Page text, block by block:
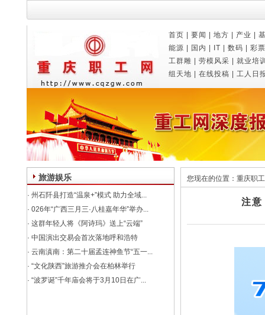
首页 要闻 地方 产业
能源
国内 IT 数码
彩票
工群雕
劳模风采
就业培
组天地
在线投稿 工人日
旅游娱乐
· 州石阡县打造“温泉+”模式 助力全域...
· 026年“广西三月三·八桂嘉年华”举办...
· 这群年轻人将《阿诗玛》送上“云端”
· 中国演出交易会首次落地呼和浩特
· 云南滇南：第二十届孟连神鱼节“五一...
· “文化陕西”旅游推介会在柏林举行
· “波罗诞”千年庙会将于3月10日在广...
您现在的位置： 重庆职
注意